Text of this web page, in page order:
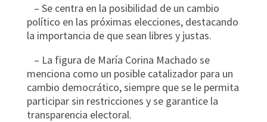
– Se centra en la posibilidad de un cambio
político en las próximas elecciones, destacando
la importancia de que sean libres y justas.
– La figura de María Corina Machado se
menciona como un posible catalizador para un
cambio democrático, siempre que se le permita
participar sin restricciones y se garantice la
transparencia electoral.